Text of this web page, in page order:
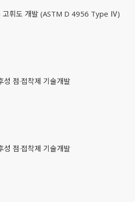
휘도 개발 (ASTM D 4956 Type Ⅳ)
점·접착제 기술개발
점·접착제 기술개발